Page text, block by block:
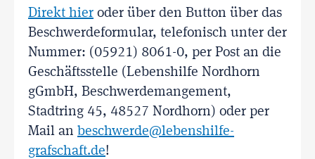
Direkt hier oder über den Button über das
Beschwerdeformular, telefonisch unter der
Nummer: (05921) 8061-0, per Post an die
Geschäftsstelle (Lebenshilfe Nordhorn
gGmbH, Beschwerdemangement,
Stadtring 45, 48527 Nordhorn) oder per
Mail an beschwerde@lebenshilfe-
grafschaft.de!